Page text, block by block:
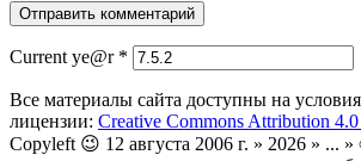
Current ye@r *
Все материалы сайта доступны на
лицензии: Creative Commons Attribution
Copyleft 😉 12 августа 2006 г. » 2026 » ...